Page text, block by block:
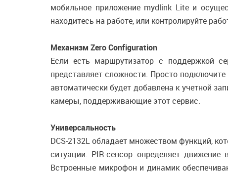
мобильное приложение mydlink Lite и
находитесь на работе, или контролируйте
Механизм Zero Configuration
Если есть маршрутизатор с поддержкой
представляет сложности. Просто
автоматически будет добавлена к учетной
камеры, поддерживающие этот сервис.
Универсальность
DCS-2132L обладает множеством функций,
ситуации. PIR-сенсор определяет
Встроенные микрофон и динамик